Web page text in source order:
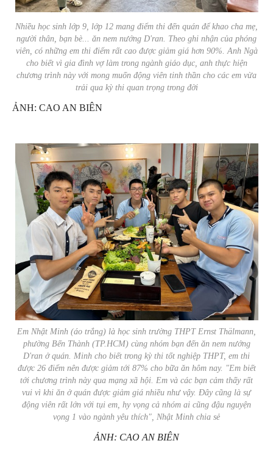
Nhiều học sinh lớp 9, lớp 12 mang điểm thi đến quán để khao cha mẹ,
người thân, bạn bè... ăn nem nướng D'ran. Theo ghi nhận của phóng
viên, có những em thi điểm rất cao được giảm giá hơn 90%. Anh Ngà
cho biết vì gia đình vợ làm trong ngành giáo dục, anh thực hiện
chương trình này với mong muốn động viên tinh thần cho các em vừa
trải qua kỳ thi quan trọng trong đời
ẢNH: CAO AN BIÊN
Em Nhật Minh (áo trắng) là học sinh trường THPT Ernst Thälmann,
phường Bến Thành (TP.HCM) cùng nhóm bạn đến ăn nem nướng
D'ran ở quán. Minh cho biết trong kỳ thi tốt nghiệp THPT, em thi
được 26 điểm nên được giảm tới 87% cho bữa ăn hôm nay. "Em biết
tới chương trình này qua mạng xã hội. Em và các bạn cảm thấy rất
vui vì khi ăn ở quán được giảm giá nhiều như vậy. Đây cũng là sự
động viên rất lớn với tụi em, hy vọng cả nhóm ai cũng đậu nguyện
vọng 1 vào ngành yêu thích", Nhật Minh chia sẻ
ẢNH: CAO AN BIÊN